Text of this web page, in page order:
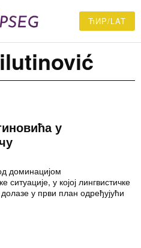
ЋИР/LAT
у
доминацијом
у којој лингвистичке
у први план одређујући